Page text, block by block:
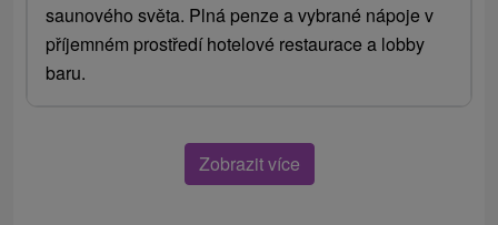
saunového světa. Plná penze a vybrané nápoje v
příjemném prostředí hotelové restaurace a lobby
baru.
Zobrazit více